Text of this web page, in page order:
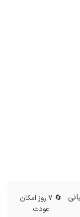
🔄 7 روز امکان
عودت